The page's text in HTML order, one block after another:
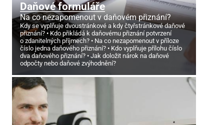
Daňové formuláře
Na co nezapomenout v daňovém přiznání?
Kdy se vyplňuje dvoustránkové a kdy čtyřstránkové daňové
přiznání?
Kdo přikládá k daňovému přiznání potvrzení
o zdanitelných příjmech?
Na co nezapomenout v příloze
číslo jedna daňového přiznání?
Kdo vyplňuje přílohu číslo
dva daňového přiznání?
Jak doložit nárok na daňové
odpočty nebo daňové zvýhodnění?